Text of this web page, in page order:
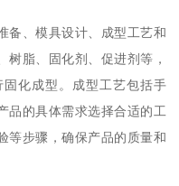
备、模具设计、成型工艺和
树脂、固化剂、促进剂等，
化成型。成型工艺包括手
品的具体需求选择合适的工
等步骤，确保产品的质量和